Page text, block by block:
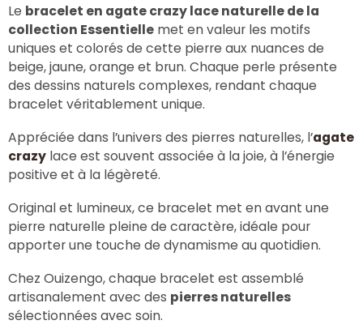
Le bracelet en agate crazy lace naturelle de la
collection Essentielle met en valeur les motifs
uniques et colorés de cette pierre aux nuances de
beige, jaune, orange et brun. Chaque perle présente
des dessins naturels complexes, rendant chaque
bracelet véritablement unique.
Appréciée dans l’univers des pierres naturelles, l’agate
crazy lace est souvent associée à la joie, à l’énergie
positive et à la légèreté.
Original et lumineux, ce bracelet met en avant une
pierre naturelle pleine de caractère, idéale pour
apporter une touche de dynamisme au quotidien.
Chez Ouizengo, chaque bracelet est assemblé
artisanalement avec des pierres naturelles
sélectionnées avec soin.